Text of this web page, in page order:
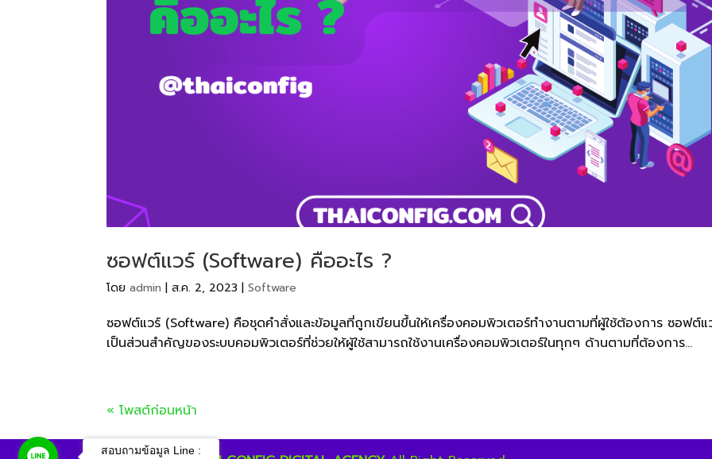
ซอฟต์แวร์ (Software) คืออะไร ?
โดยadmin |ส.ค. 2, 2023 |Software
ซอฟต์แวร์ (Software) คือชุดคำสั่งและข้อมูลที่ถูกเขียนขึ้นให้เครื่องคอมพิวเตอร์ทำงานตามที่ผู้ใช้ต้องการ ซอฟต์แ
เป็นส่วนสำคัญของระบบคอมพิวเตอร์ที่ช่วยให้ผู้ใช้สามารถใช้งานเครื่องคอมพิวเตอร์ในทุกๆ ด้านตามที่ต้องการ...
« โพสต์ก่อนหน้า
สอบถามข้อมูล Line :